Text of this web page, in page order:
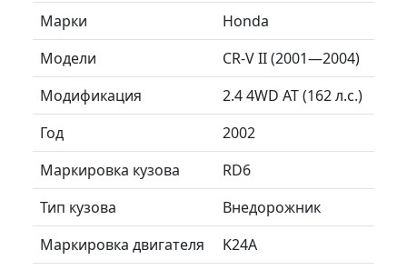
Марки
Honda
Модели
CR-V II (2001—2004)
Модификация
2.4 4WD AT (162 л.с.)
Год
2002
Маркировка кузова
RD6
Тип кузова
Внедорожник
Маркировка двигателя
K24A